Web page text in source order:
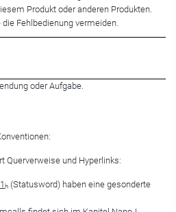
Produkt oder anderen Produkten.
Fehlbedienung vermeiden.
oder Aufgabe.
Querverweise und Hyperlinks:
h (Statusword) haben eine gesonderte